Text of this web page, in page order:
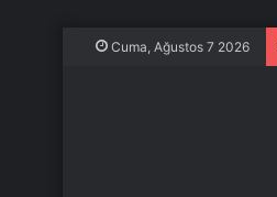
Cuma, Ağustos 7 2026